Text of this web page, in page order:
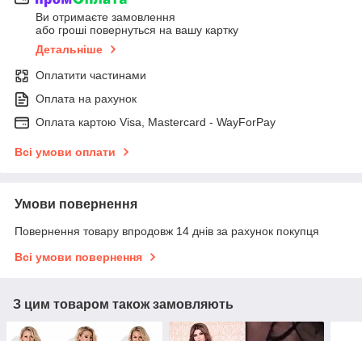
Ви отримаєте замовлення
або гроші повернуться на вашу картку
Детальніше
Оплатити частинами
Оплата на рахунок
Оплата картою Visa, Mastercard - WayForPay
Всі умови оплати
Умови повернення
Повернення товару впродовж 14 днів за рахунок покупця
Всі умови повернення
З цим товаром також замовляють